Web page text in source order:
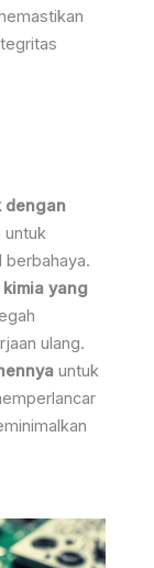
dengan
berbahaya.
yang
ulang.
untuk